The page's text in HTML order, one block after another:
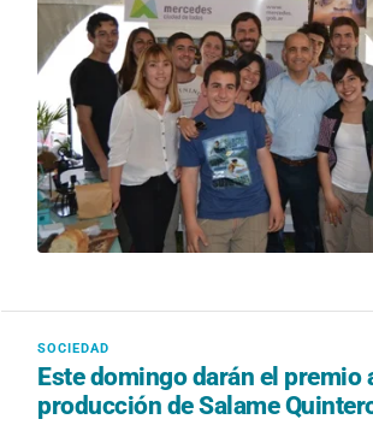
Este domingo darán el premio
producción de Salame